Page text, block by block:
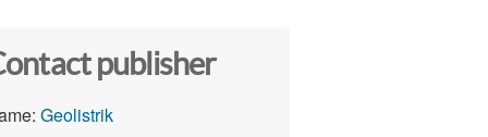
publisher
Geolistrik